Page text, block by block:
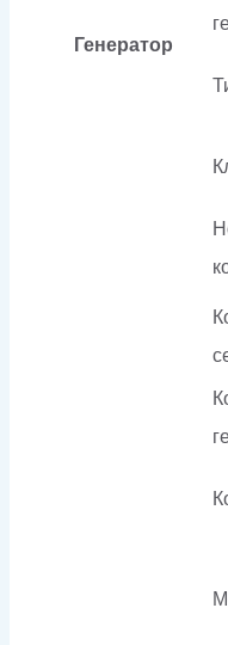
Генератор